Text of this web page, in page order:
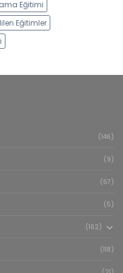
Eğitimi
Eğitimler
(146)
(9)
(67)
(5)
(162)
(118)